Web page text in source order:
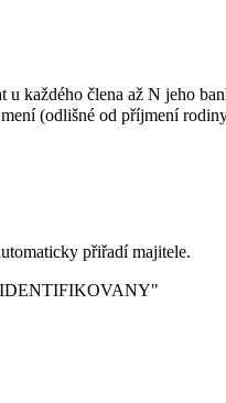
každého člena až N jeho
(odlišné od příjmení
přiřadí majitele.